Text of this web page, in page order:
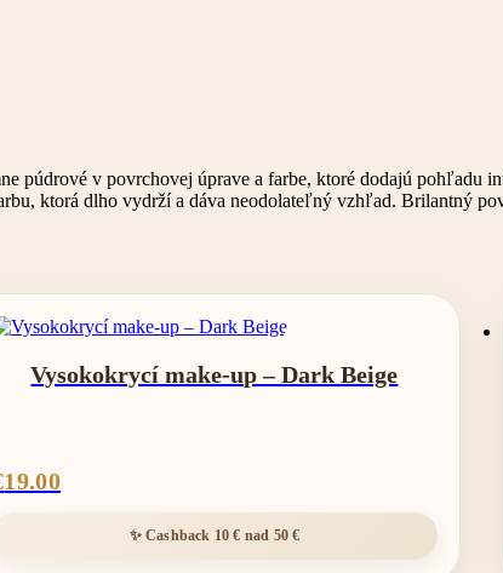
púdrové v povrchovej úprave a farbe, ktoré dodajú pohľadu
ktorá dlho vydrží a dáva neodolateľný vzhľad. Brilantný
Vysokokrycí make-up – Dark Beige
19.00